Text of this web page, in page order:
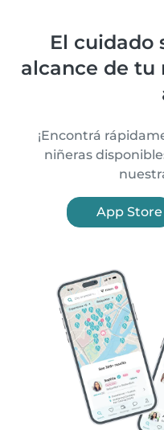
El cuidado
alcance de tu
¡Encontrá
niñeras
App Store